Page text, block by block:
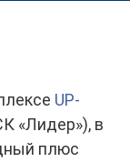
UP-
«Лидер»), в
плюс